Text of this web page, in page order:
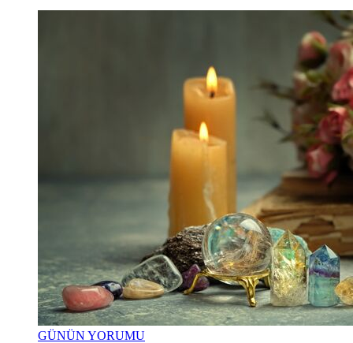
GÜNÜN YORUMU